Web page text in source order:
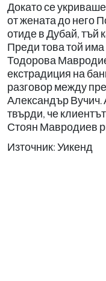
Докато се
от жената до него
отиде в Дубай, тъй
Преди това той
Тодорова
екстрадиция на
разговор между
Александър
твърди, че
Стоян Мавродиев
Източник: Уикенд